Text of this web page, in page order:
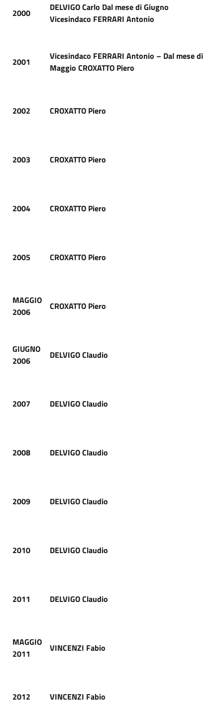
2000
DELVIGO Carlo Dal mese di Giugno
Vicesindaco FERRARI Antonio
2001
Vicesindaco FERRARI Antonio – Dal mese di
Maggio CROXATTO Piero
2002 CROXATTO Piero
2003 CROXATTO Piero
2004 CROXATTO Piero
2005 CROXATTO Piero
MAGGIO
2006
CROXATTO Piero
GIUGNO
2006
DELVIGO Claudio
2007 DELVIGO Claudio
2008 DELVIGO Claudio
2009 DELVIGO Claudio
2010 DELVIGO Claudio
2011 DELVIGO Claudio
MAGGIO
2011
VINCENZI Fabio
2012 VINCENZI Fabio